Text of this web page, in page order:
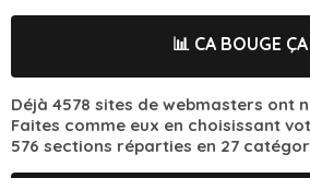
📊 CA BOUGE ÇA
Déjà 4578 sites de webmasters ont
Faites comme eux en choisissant
576 sections réparties en 27